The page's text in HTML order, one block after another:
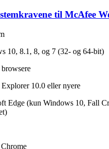
til McAfee
10, 8.1, 8, og 7 (32- og 64-bit)
10.0 eller nyere
Edge (kun Windows 10, Fall